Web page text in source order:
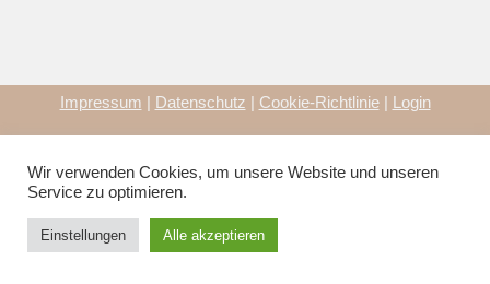
Impressum | Datenschutz | Cookie-Richtlinie| Login
by
© Copyright {current_year} Qualitylife4u.de | Webdesign by
Wir verwenden Cookies, um unsere Website und unseren
Service zu optimieren.
Einstellungen Alle akzeptieren